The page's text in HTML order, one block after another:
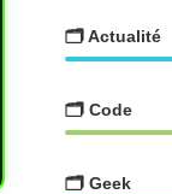
🗂️ Actualité
🗂️ Code
🗂️ Geek